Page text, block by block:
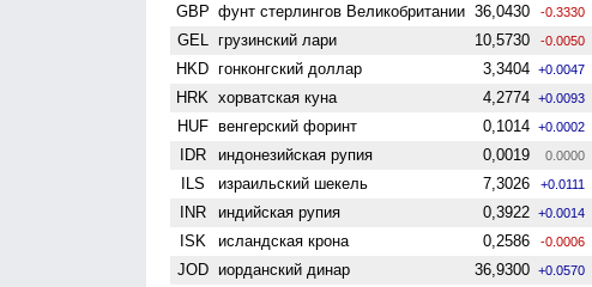
GBP фунт стерлингов Велико­британии 36,0430 -0.3330
GEL грузинский лари 10,5730 -0.0050
HKD гонконгский доллар 3,3404 +0.0047
HRK хорватская куна 4,2774 +0.0093
HUF венгерский форинт 0,1014 +0.0002
IDR индонезийская рупия 0,0019 0.0000
ILS израильский шекель 7,3026 +0.0111
INR индийская рупия 0,3922 +0.0014
ISK исландская крона 0,2586 -0.0006
JOD иорданский динар 36,9300 +0.0570